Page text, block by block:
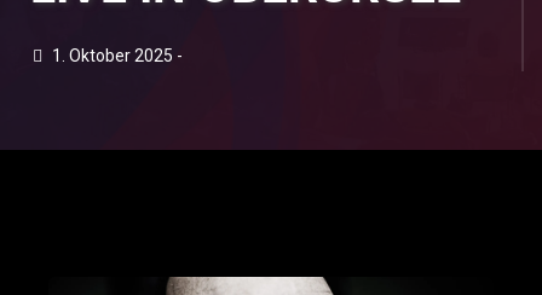
1. Oktober 2025 -